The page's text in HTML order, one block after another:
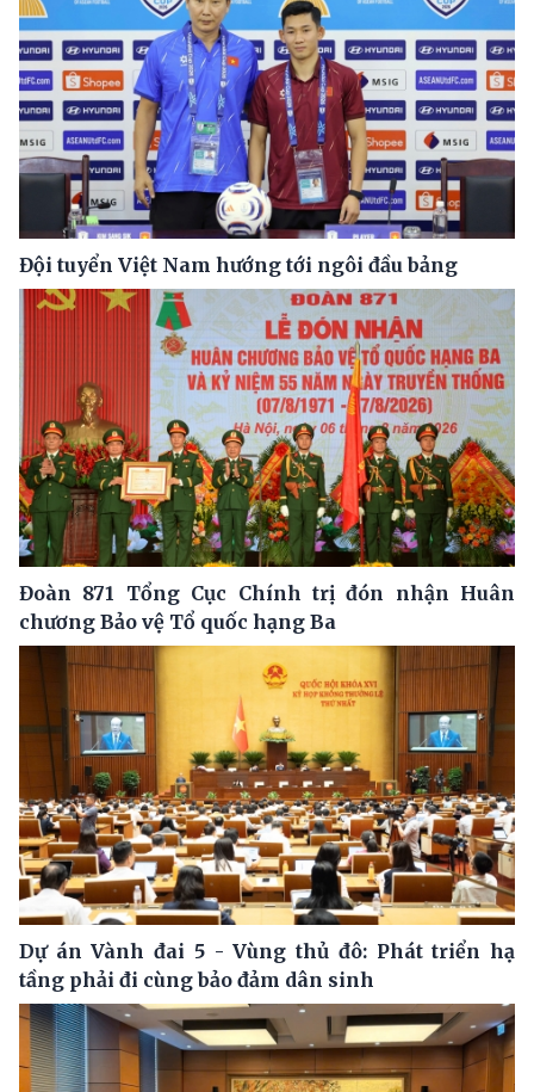
Đội tuyển Việt Nam hướng tới ngôi đầu bảng
Đoàn 871 Tổng Cục Chính trị đón nhận Huân
chương Bảo vệ Tổ quốc hạng Ba
Dự án Vành đai 5 - Vùng thủ đô: Phát triển hạ
tầng phải đi cùng bảo đảm dân sinh